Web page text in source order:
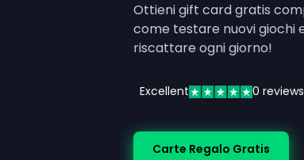
Ottieni gift card gratis
come testare nuovi giochi
riscattare ogni giorno!
Excellent 0
Carte Regalo Gratis